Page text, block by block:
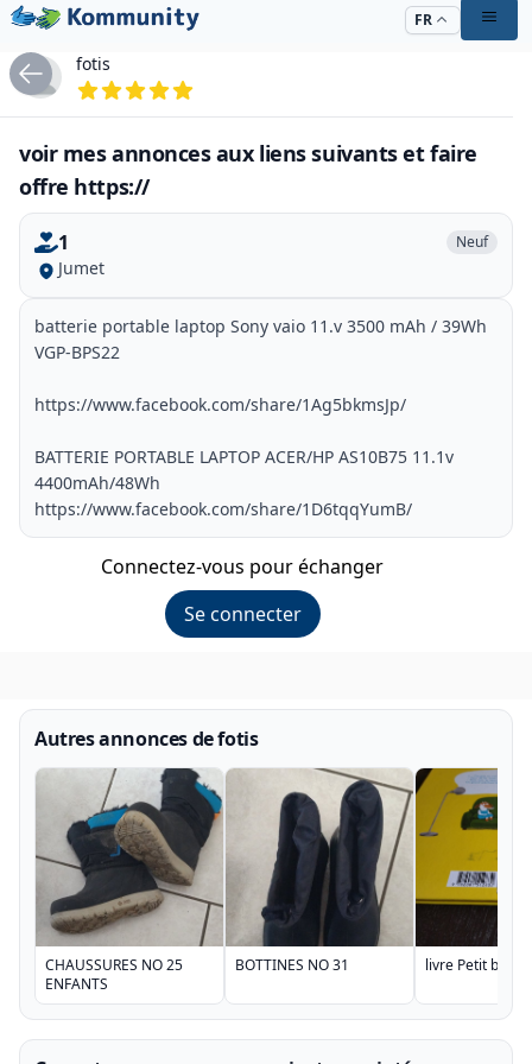
FR
fotis
voir mes annonces aux liens suivants et faire
offre https://
1 Neuf
Jumet
batterie portable laptop Sony vaio 11.v 3500 mAh / 39Wh
VGP-BPS22
https://www.facebook.com/share/1Ag5bkmsJp/
BATTERIE PORTABLE LAPTOP ACER/HP AS10B75 11.1v
4400mAh/48Wh
https://www.facebook.com/share/1D6tqqYumB/
Connectez-vous pour échanger
Se connecter
Autres annonces de fotis
CHAUSSURES NO 25
ENFANTS
BOTTINES NO 31 livre Petit biquet